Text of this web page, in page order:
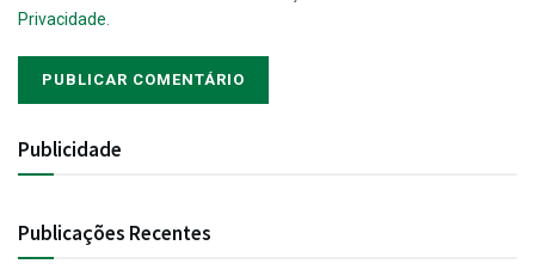
Privacidade
Publicidade
Publicações Recentes